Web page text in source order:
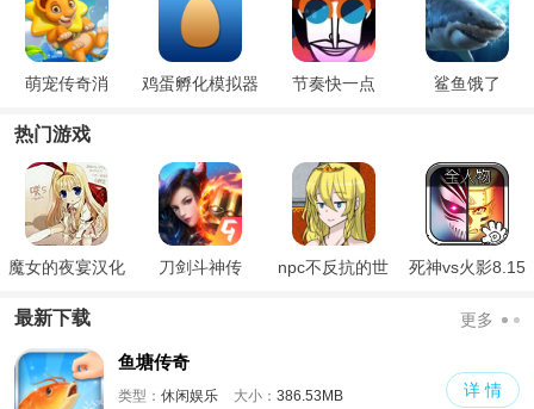
萌宠传奇消 鸡蛋孵化模拟器 节奏快一点 鲨鱼饿了
热门游戏
魔女的夜宴汉化
刀剑斗神传
npc不反抗的世
死神vs火影8.15
最新下载 更多
鱼塘传奇
类型： 休闲娱乐 大小： 386.53MB
详 情